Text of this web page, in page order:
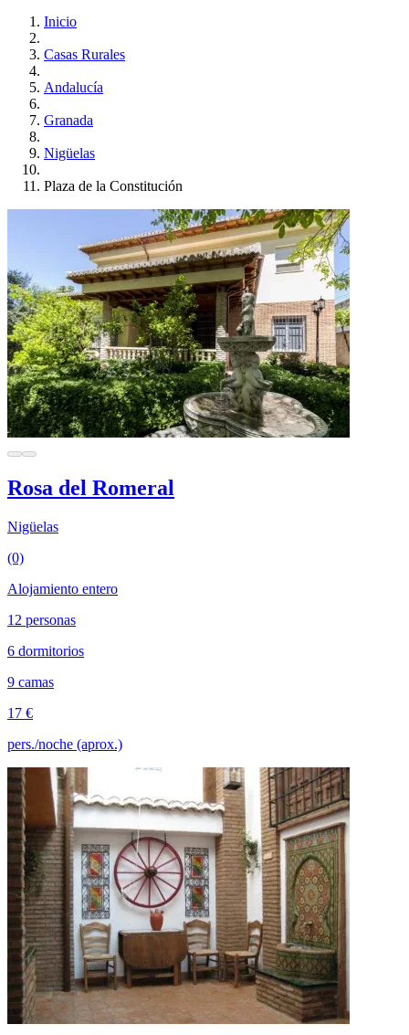
Inicio
Casas Rurales
Andalucía
Granada
Nigüelas
Plaza de la Constitución
Rosa del Romeral
Nigüelas
(0)
Alojamiento entero
12 personas
6 dormitorios
9 camas
17 €
pers./noche (aprox.)